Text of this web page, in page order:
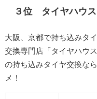
３位 タイヤハウ
大阪、京都で持ち込みタ
交換専門店「タイヤハウ
の持ち込みタイヤ交換な
メ！